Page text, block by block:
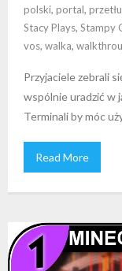
polski, portal,
Stacy Plays, Stampy
vos, walka,
Przyjaciele zebrali
wspólnie uradzić w
Terminali by móc
Read More